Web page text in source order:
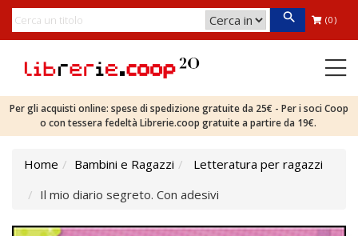
(0)
Per gli acquisti online: spese di spedizione gratuite da 25€ - Per i soci Coop
o con tessera fedeltà Librerie.coop gratuite a partire da 19€.
Home Bambini e Ragazzi
Letteratura per ragazzi
Il mio diario segreto. Con adesivi